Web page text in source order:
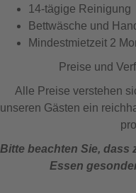
14-tägige Reinigung
Bettwäsche und
Mindestmietzeit 2
Preise und
Alle Preise verstehen
unseren Gästen ein
Bitte beachten Sie, dass
Essen